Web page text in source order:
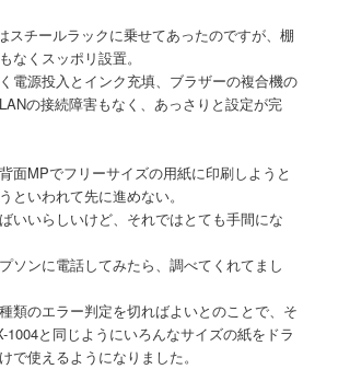
スチールラックに乗せてあったのですが、棚
なくスッポリ設置。
電源投入とインク充填、ブラザーの複合機の
の接続障害もなく、あっさりと設定が完
面MPでフリーサイズの用紙に印刷しようと
といわれて先に進めない。
いいらしいけど、それではとても手間にな
ソンに電話してみたら、調べてくれてまし
類のエラー判定を切ればよいとのことで、そ
1004と同じようにいろんなサイズの紙をドラ
で使えるようになりました。